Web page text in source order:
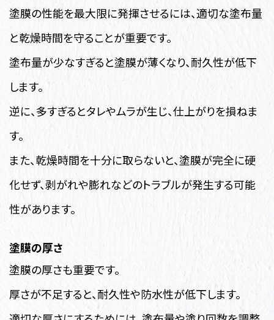
塗膜の性能を最大限に発揮させるには、適切な塗布量
と乾燥時間を守ることが重要です。
塗布量が少なすぎると塗膜が薄くなり、耐久性が低下
します。
逆に、多すぎるとタレやムラが生じ、仕上がりを損ねま
す。
また、乾燥時間を十分に取らないと、塗膜が完全に硬
化せず、剥がれや膨れなどのトラブルが発生する可能
性があります。
塗膜の厚さ
塗膜の厚さも重要です。
厚さが不足すると、耐久性や防水性が低下します。